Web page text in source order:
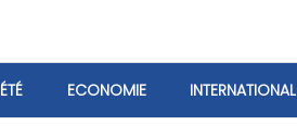
ECONOMIE INTERNATIONAL